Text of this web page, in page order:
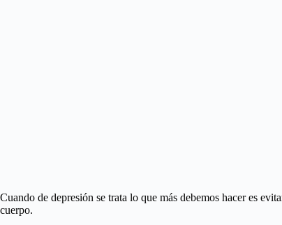
Cuando de depresión se trata lo que más debemos hacer es
cuerpo.